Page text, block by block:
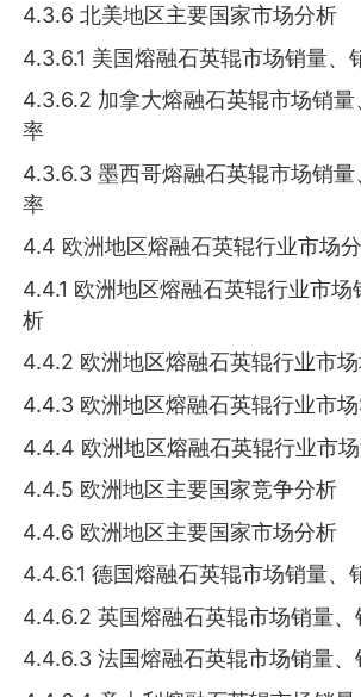
4.3.6 北美地区主要国家市场分析
4.3.6.1 美国熔融石英辊市场销量、
4.3.6.2 加拿大熔融石英辊市场销
率
4.3.6.3 墨西哥熔融石英辊市场销
率
4.4 欧洲地区熔融石英辊行业市场
4.4.1 欧洲地区熔融石英辊行业市场
析
4.4.2 欧洲地区熔融石英辊行业市
4.4.3 欧洲地区熔融石英辊行业市
4.4.4 欧洲地区熔融石英辊行业市
4.4.5 欧洲地区主要国家竞争分析
4.4.6 欧洲地区主要国家市场分析
4.4.6.1 德国熔融石英辊市场销量、
4.4.6.2 英国熔融石英辊市场销量
4.4.6.3 法国熔融石英辊市场销量